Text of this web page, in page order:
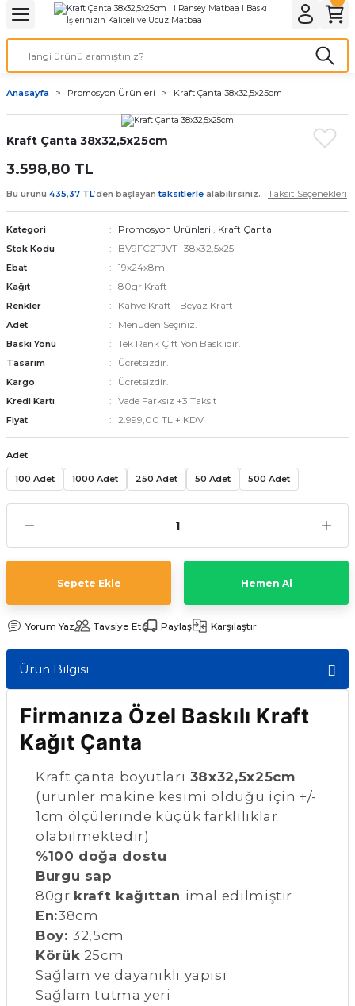
Geri Dön
Geri Dön
Geri Dön
Geri Dön
Ürünleri
Geri Dön
Geri Dön
Geri Dön
Anasayfa Promosyon Ürünleri Kraft Çanta 38x32,5x25cm
Kraft Çanta 38x32,5x25cm
3.598,80 TL
Bu ürünü 435,37 TL’den başlayantaksitlerle alabilirsiniz. Taksit Seçenekleri
Kategori Promosyon Ürünleri , Kraft Çanta
Stok Kodu BV9FC2TJVT- 38x32,5x25
Ebat 19x24x8m
Kağıt 80gr Kraft
Renkler Kahve Kraft - Beyaz Kraft
Adet Menüden Seçiniz.
Baskı Yönü Tek Renk Çift Yön Basklıdır.
Tasarım Ücretsizdir.
Kargo Ücretsizdir.
Kredi Kartı Vade Farksız +3 Taksit
Fiyat 2.999,00 TL + KDV
Adet
100 Adet 1000 Adet 250 Adet 50 Adet 500 Adet
Sepete Ekle Hemen Al
Yorum Yaz Tavsiye Et Paylaş Karşılaştır
Ürün Bilgisi
Firmanıza Özel Baskılı Kraft
Kağıt Çanta
Kraft çanta boyutları 38x32,5x25cm
(ürünler makine kesimi olduğu için +/-
1cm ölçülerinde küçük farklılıklar
olabilmektedir)
%100 doğa dostu
Burgu sap
80gr kraft kağıttan imal edilmiştir
En:38cm
Boy:32,5cm
Körük 25cm
Sağlam ve dayanıklı yapısı
Sağlam tutma yeri